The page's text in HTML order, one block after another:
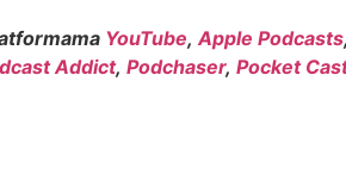
YouTube,Apple Podcasts,
Addict,Podchaser,Pocket